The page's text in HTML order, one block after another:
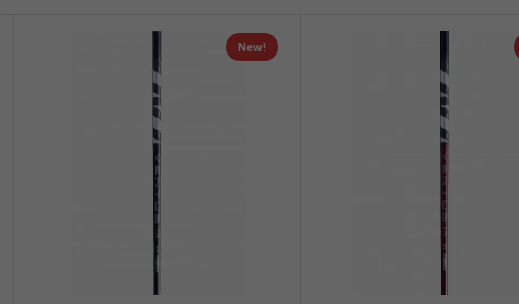
New!